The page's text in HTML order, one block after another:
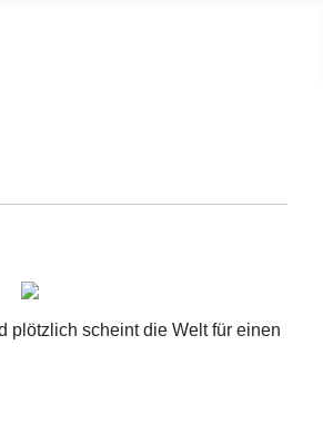
plötzlich scheint die Welt für einen